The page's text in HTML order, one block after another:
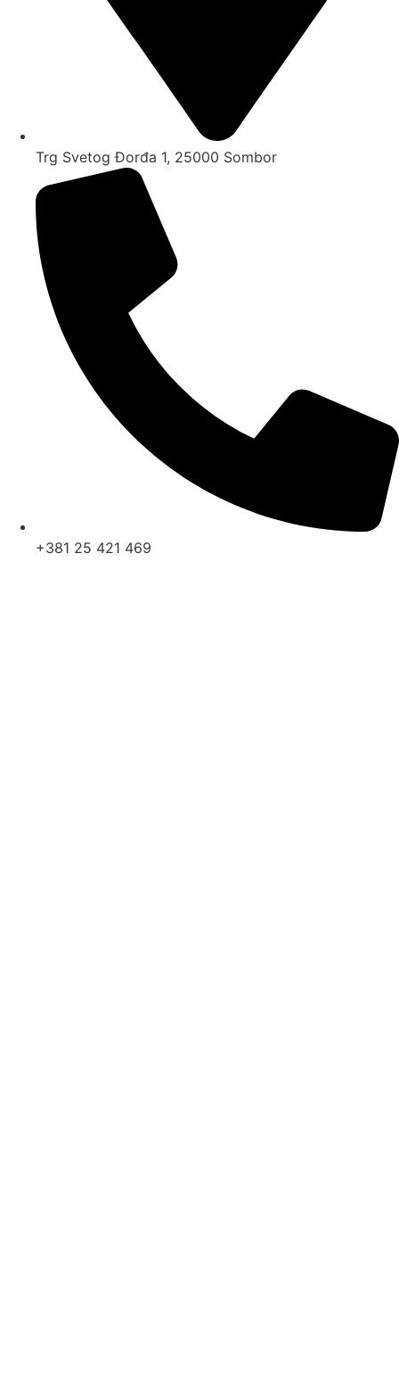
Trg Svetog Đorđa 1, 25000 Sombor
+381 25 421 469